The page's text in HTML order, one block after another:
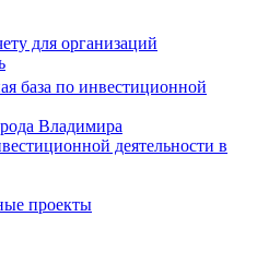
для организаций
база по инвестиционной
Владимира
деятельности в
проекты